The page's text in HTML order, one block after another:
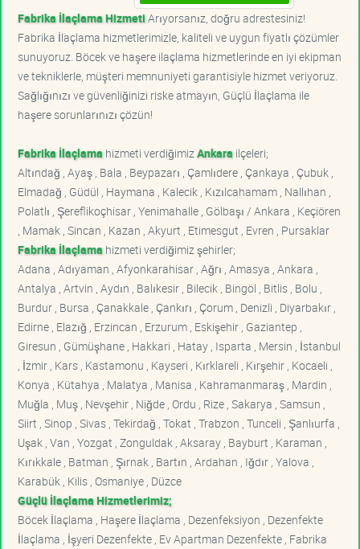
Fabrika İlaçlama HizmetiArıyorsanız, doğru adrestesiniz!
Fabrika İlaçlama hizmetlerimizle, kaliteli ve uygun fiyatlı çözümler
sunuyoruz. Böcek ve haşere ilaçlama hizmetlerinde en iyi ekipman
ve tekniklerle, müşteri memnuniyeti garantisiyle hizmet veriyoruz.
Sağlığınızı ve güvenliğinizi riske atmayın, Güçlü İlaçlama ile
haşere sorunlarınızı çözün!
Fabrika İlaçlama hizmeti verdiğimiz Ankara ilçeleri;
Altındağ , Ayaş , Bala , Beypazarı , Çamlıdere , Çankaya , Çubuk ,
Elmadağ , Güdül , Haymana , Kalecik , Kızılcahamam , Nallıhan ,
Polatlı , Şereflikoçhisar , Yenimahalle , Gölbaşı / Ankara , Keçiören
, Mamak , Sincan , Kazan , Akyurt , Etimesgut , Evren , Pursaklar
Fabrika İlaçlama hizmeti verdiğimiz şehirler;
Adana , Adıyaman , Afyonkarahisar , Ağrı , Amasya , Ankara ,
Antalya , Artvin , Aydın , Balıkesir , Bilecik , Bingöl , Bitlis , Bolu ,
Burdur , Bursa , Çanakkale , Çankırı , Çorum , Denizli , Diyarbakır ,
Edirne , Elazığ , Erzincan , Erzurum , Eskişehir , Gaziantep ,
Giresun , Gümüşhane , Hakkari , Hatay , Isparta , Mersin , İstanbul
, İzmir , Kars , Kastamonu , Kayseri , Kırklareli , Kırşehir , Kocaeli ,
Konya , Kütahya , Malatya , Manisa , Kahramanmaraş , Mardin ,
Muğla , Muş , Nevşehir , Niğde , Ordu , Rize , Sakarya , Samsun ,
Siirt , Sinop , Sivas , Tekirdağ , Tokat , Trabzon , Tunceli , Şanlıurfa ,
Uşak , Van , Yozgat , Zonguldak , Aksaray , Bayburt , Karaman ,
Kırıkkale , Batman , Şırnak , Bartın , Ardahan , Iğdır , Yalova ,
Karabük , Kilis , Osmaniye , Düzce
Güçlü İlaçlama Hizmetlerimiz;
Böcek İlaçlama , Haşere İlaçlama , Dezenfeksiyon , Dezenfekte
İlaçlama , İşyeri Dezenfekte , Ev Apartman Dezenfekte , Fabrika